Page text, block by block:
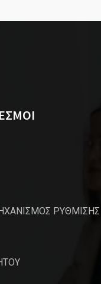
ΡΥΘΜΙΣΗΣ